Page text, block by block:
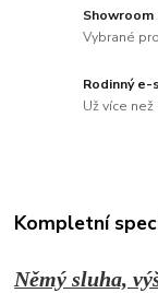
Showroom
Vybrané
Rodinný
Už více
Kompletní
Němý sluha,